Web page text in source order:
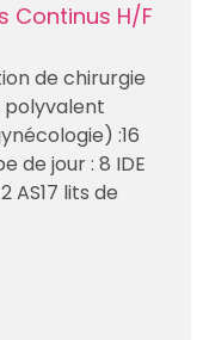
Continus H/F
de chirurgie
polyvalent
:16
de jour : 8 IDE
AS17 lits de